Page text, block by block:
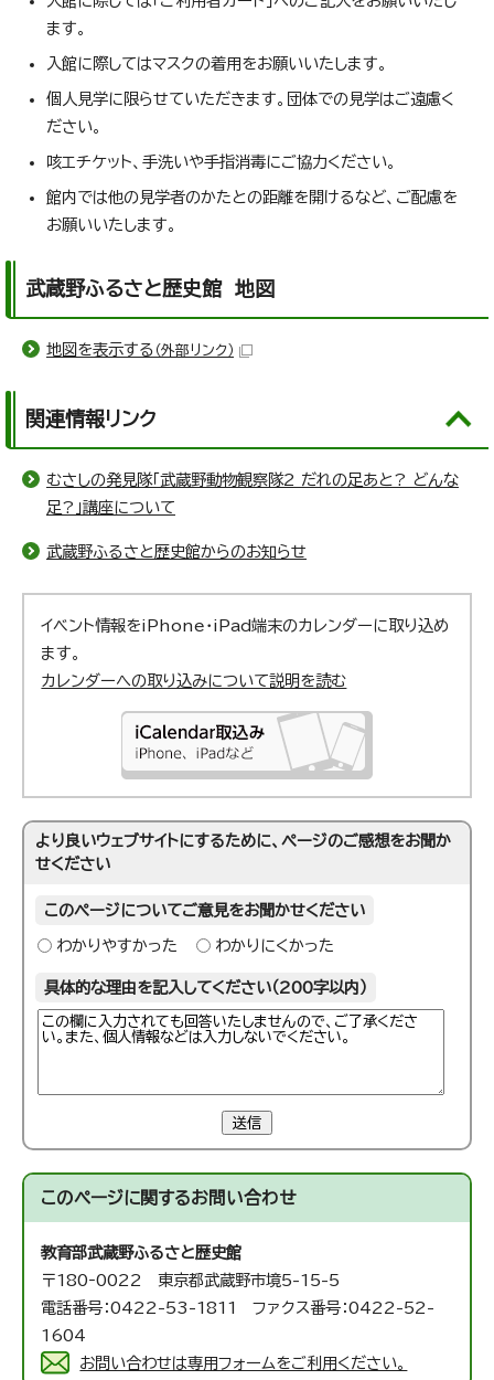
ます。
入館に際してはマスクの着用をお願いいたします。
個人見学に限らせていただきます。団体での見学はご遠慮く
ださい。
咳エチケット、手洗いや手指消毒にご協力ください。
館内では他の見学者のかたとの距離を開けるなど、ご配慮を
お願いいたします。
武蔵野ふるさと歴史館 地図
地図を表示する （外部リンク）
関連情報リンク
むさしの発見隊「武蔵野動物観察隊2 だれの足あと? どんな
足?」講座について
武蔵野ふるさと歴史館からのお知らせ
イベント情報をiPhone・iPad端末のカレンダーに取り込め
ます。
カレンダーへの取り込みについて説明を読む
より良いウェブサイトにするために、ページのご感想をお聞か
せください
このページについてご意見をお聞かせください
わかりやすかった わかりにくかった
具体的な理由を記入してください（200字以内）
送信
このページに関するお問い合わせ
教育部武蔵野ふるさと歴史館
〒180‐0022 東京都武蔵野市境5-15-5
電話番号：0422-53-1811 ファクス番号：0422-52-
1604
お問い合わせは専用フォームをご利用ください。